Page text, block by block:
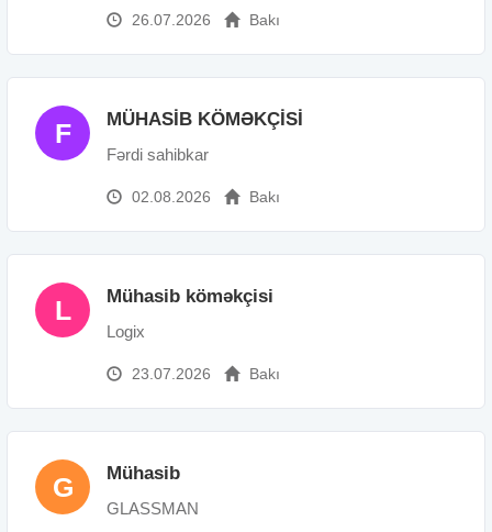
26.07.2026 Bakı
F MÜHASİB KÖMƏKÇİSİ
Fərdi sahibkar
02.08.2026 Bakı
L Mühasib köməkçisi
Logix
23.07.2026 Bakı
G Mühasib
GLASSMAN